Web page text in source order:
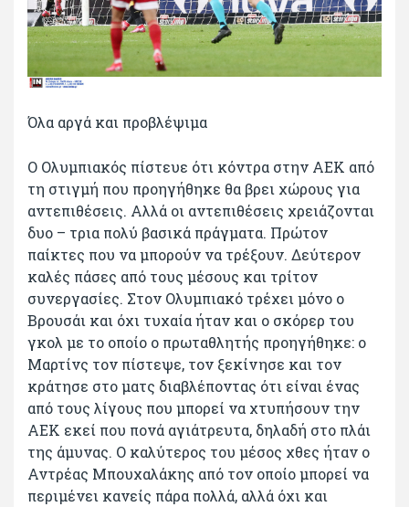
Όλα αργά και προβλέψιμα
Ο Ολυμπιακός πίστευε ότι κόντρα στην ΑΕΚ από
τη στιγμή που προηγήθηκε θα βρει χώρους για
αντεπιθέσεις. Αλλά οι αντεπιθέσεις χρειάζονται
δυο – τρια πολύ βασικά πράγματα. Πρώτον
παίκτες που να μπορούν να τρέξουν. Δεύτερον
καλές πάσες από τους μέσους και τρίτον
συνεργασίες. Στον Ολυμπιακό τρέχει μόνο ο
Βρουσάι και όχι τυχαία ήταν και ο σκόρερ του
γκολ με το οποίο ο πρωταθλητής προηγήθηκε: ο
Μαρτίνς τον πίστεψε, τον ξεκίνησε και τον
κράτησε στο ματς διαβλέποντας ότι είναι ένας
από τους λίγους που μπορεί να χτυπήσουν την
ΑΕΚ εκεί που πονά αγιάτρευτα, δηλαδή στο πλάι
της άμυνας. Ο καλύτερος του μέσος χθες ήταν ο
Αντρέας Μπουχαλάκης από τον οποίο μπορεί να
περιμένει κανείς πάρα πολλά, αλλά όχι και